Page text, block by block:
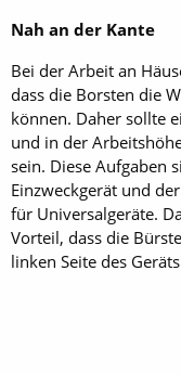
Nah an der Kante
Bei der Arbeit an
dass die Borsten die
können. Daher sollte
und in der
sein. Diese Aufgaben
Einzweckgerät und
für Universalgeräte.
Vorteil, dass die
linken Seite des